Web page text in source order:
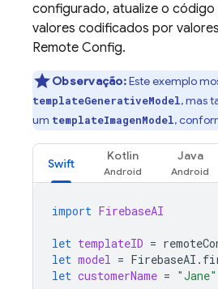
configurado, atualize o
valores codificados por
Remote Config.
Observação:Este exemplo
templateGenerativeModel, mas
um templateImagenModel,
Swift
Kotlin Java
import FirebaseAI
let templateID =
let model = FirebaseAI .
let customerName = "Jane"